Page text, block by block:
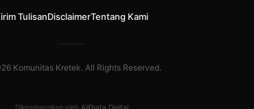
TulisanDisclaimerTentang Kami
Komunitas Kretek. All Rights Reserved.
Dikembangkan oleh Alifbata Digital